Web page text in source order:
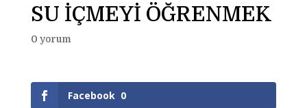
SU İÇMEYİ ÖĞRENMEK
0 yorum
Facebook 0